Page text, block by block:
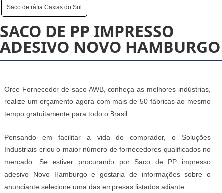
Saco de ráfia Caxias do Sul
SACO DE PP IMPRESSO
ADESIVO NOVO HAMBURGO
Orce Fornecedor de saco AWB, conheça as melhores indústrias,
realize um orçamento agora com mais de 50 fábricas ao mesmo
tempo gratuitamente para todo o Brasil
Pensando em facilitar a vida do comprador, o Soluções
Industriais criou o maior número de fornecedores qualificados no
mercado. Se estiver procurando por Saco de PP impresso
adesivo Novo Hamburgo e gostaria de informações sobre o
anunciante selecione uma das empresas listados adiante: